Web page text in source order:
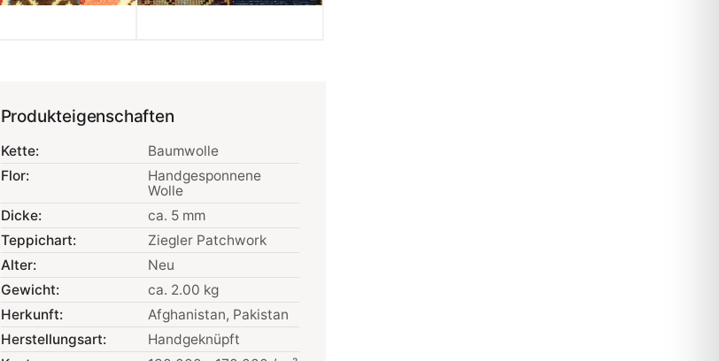
Produkteigenschaften
Kette:
Baumwolle
Flor:
Handgesponnene
Wolle
Dicke:
ca. 5 mm
Teppichart:
Ziegler Patchwork
Alter:
Neu
Gewicht:
ca. 2.00 kg
Herkunft:
Afghanistan, Pakistan
Herstellungsart:
Handgeknüpft